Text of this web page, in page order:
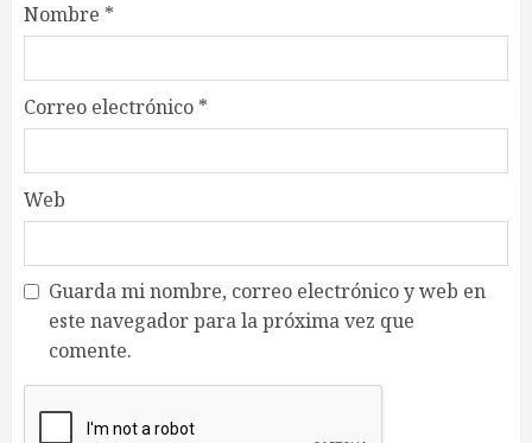
Nombre *
Correo electrónico *
Web
Guarda mi nombre, correo electrónico y web en
este navegador para la próxima vez que
comente.